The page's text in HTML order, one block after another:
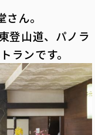
ん。
登山道、パノラ
ランです。